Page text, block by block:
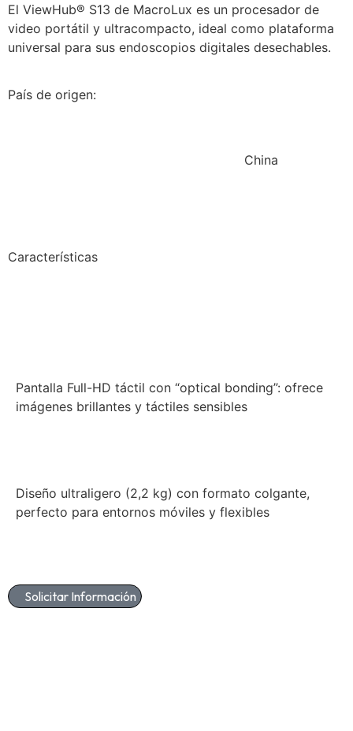
El ViewHub® S13 de MacroLux es un procesador de
video portátil y ultracompacto, ideal como plataforma
universal para sus endoscopios digitales desechables.
País de origen:
China
Características
Pantalla Full-HD táctil con “optical bonding”: ofrece
imágenes brillantes y táctiles sensibles
Diseño ultraligero (2,2 kg) con formato colgante,
perfecto para entornos móviles y flexibles
Solicitar Información